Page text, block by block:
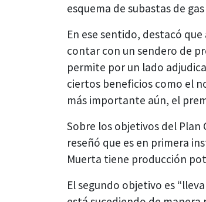
esquema de subastas de
En ese sentido, destacó
contar con un sendero de
permite por un lado
ciertos beneficios como el
más importante aún, el
Sobre los objetivos del Plan
reseñó que es en primera
Muerta tiene producción
El segundo objetivo es